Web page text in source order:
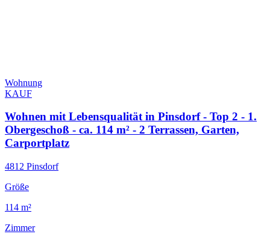
Wohnung
KAUF
Wohnen mit Lebensqualität in Pinsdorf - Top 2 - 1.
Obergeschoß - ca. 114 m² - 2 Terrassen, Garten,
Carportplatz
4812 Pinsdorf
Größe
114 m²
Zimmer